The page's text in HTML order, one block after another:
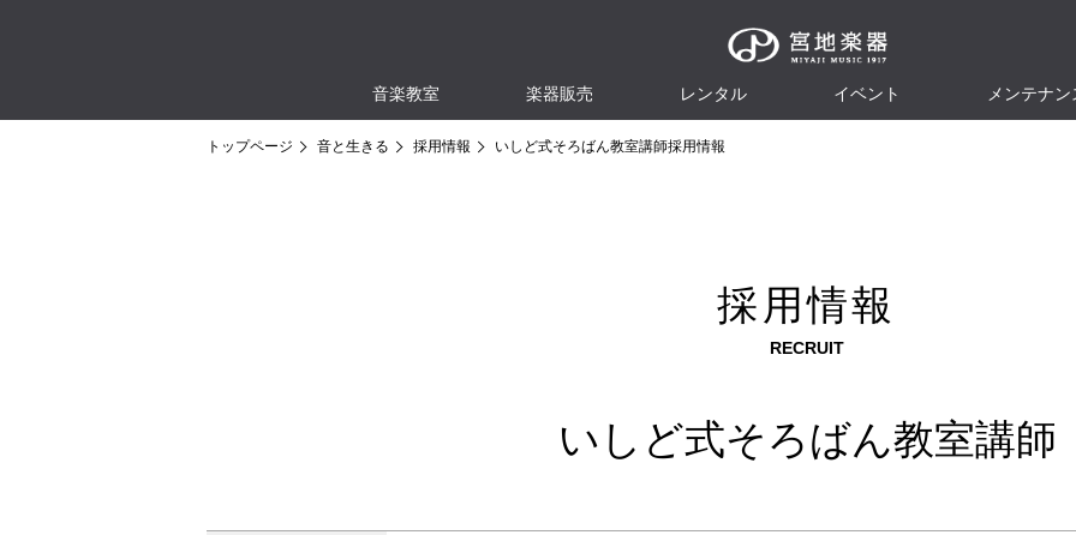
音楽教室 楽器販売 レンタル イベント メンテナン
トップページ 音と生きる 採用情報 いしど式そろばん教室講師採用情報
採用情報
RECRUIT
いしど式そろばん教室講師